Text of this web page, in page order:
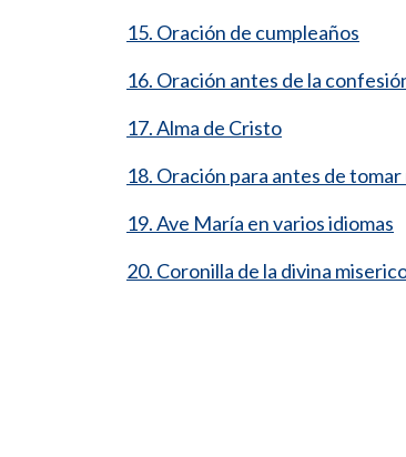
15. Oración de cumpleaños
16. Oración antes de la
17. Alma de Cristo
18. Oración para antes de
19. Ave María en varios idiomas
20. Coronilla de la divina